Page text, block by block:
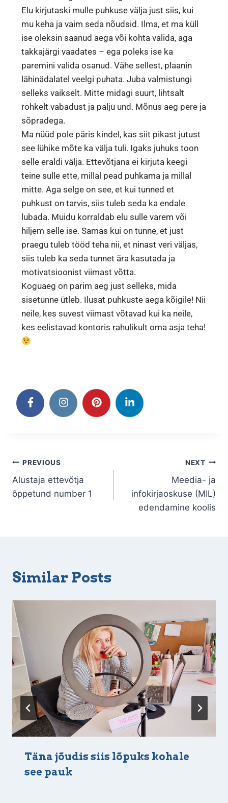
Elu kirjutaski mulle puhkuse välja just siis, kui
mu keha ja vaim seda nõudsid. Ilma, et ma küll
ise oleksin saanud aega või kohta valida, aga
takkajärgi vaadates – ega poleks ise ka
paremini valida osanud. Vähe sellest, plaanin
lähinädalatel veelgi puhata. Juba valmistungi
selleks vaikselt. Mitte midagi suurt, lihtsalt
rohkelt vabadust ja palju und. Mõnus aeg pere ja
sõpradega.
Ma nüüd pole päris kindel, kas siit pikast jutust
see lühike mõte ka välja tuli. Igaks juhuks toon
selle eraldi välja. Ettevõtjana ei kirjuta keegi
teine sulle ette, millal pead puhkama ja millal
mitte. Aga selge on see, et kui tunned et
puhkust on tarvis, siis tuleb seda ka endale
lubada. Muidu korraldab elu sulle varem või
hiljem selle ise. Samas kui on tunne, et just
praegu tuleb tööd teha nii, et ninast veri väljas,
siis tuleb ka seda tunnet ära kasutada ja
motivatsioonist viimast võtta.
Koguaeg on parim aeg just selleks, mida
sisetunne ütleb. Ilusat puhkuste aega kõigile! Nii
neile, kes suvest viimast võtavad kui ka neile,
kes eelistavad kontoris rahulikult oma asja teha!
PREVIOUS
Alustaja ettevõtja
õppetund number 1
NEXT
Meedia- ja
infokirjaoskuse (MIL)
edendamine koolis
Similar Posts
Täna jõudis siis lõpuks kohale
see pauk